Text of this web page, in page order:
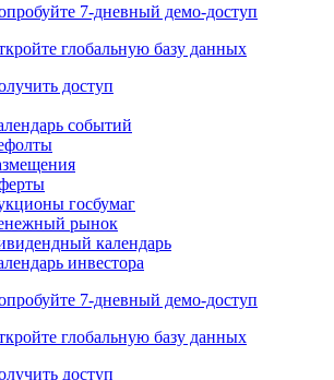
7-дневный демо-доступ
глобальную базу данных
доступ
событий
госбумаг
рынок
календарь
инвестора
7-дневный демо-доступ
глобальную базу данных
доступ